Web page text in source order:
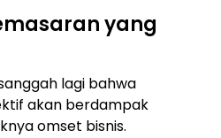
yang
lagi bahwa
akan berdampak
omset bisnis.